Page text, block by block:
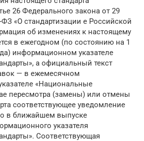
26 Федерального закона от 29
«О стандартизации е Российской
об изменениях к настоящему
в ежегодном (по состоянию на 1
информационном указателе
а официальный текст
— в ежемесячном
«Национальные
пересмотра (замены) или отмены
соответствующее уведомление
в ближайшем выпуске
указателя
Соответствующая